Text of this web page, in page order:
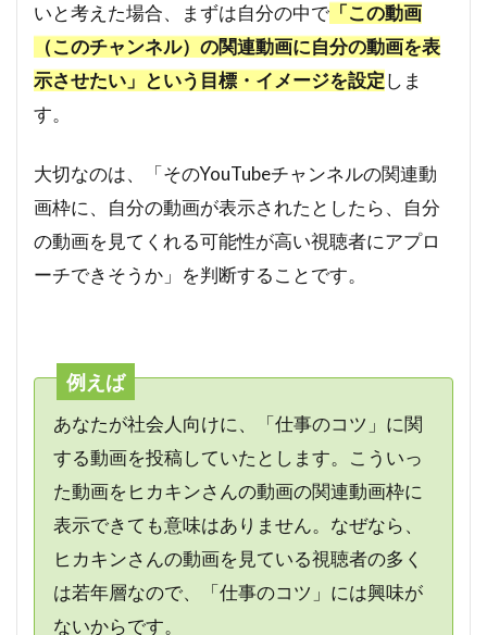
いと考えた場合、まずは自分の中で 「この動画
（このチャンネル）の関連動画に自分の動画を表
示させたい」という目標・イメージを設定しま
す。
大切なのは、「そのYouTubeチャンネルの関連動
画枠に、自分の動画が表示されたとしたら、自分
の動画を見てくれる可能性が高い視聴者にアプロ
ーチできそうか」を判断することです。
例えば
あなたが社会人向けに、「仕事のコツ」に関
する動画を投稿していたとします。こういっ
た動画をヒカキンさんの動画の関連動画枠に
表示できても意味はありません。なぜなら、
ヒカキンさんの動画を見ている視聴者の多く
は若年層なので、「仕事のコツ」には興味が
ないからです。